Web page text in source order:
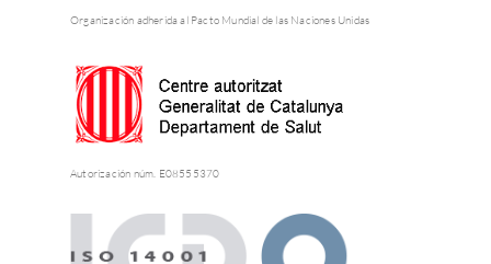
Organización adherida al Pacto Mundial de las Naciones Unidas
Autorización núm. E08555370